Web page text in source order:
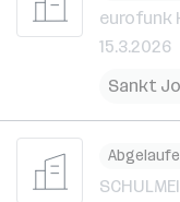
eurofunk
15.3.2026
Sankt